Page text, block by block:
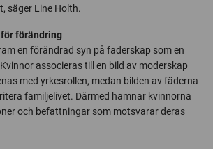
säger Line Holth.
förändring
en förändrad syn på faderskap som en
associeras till en bild av moderskap
med yrkesrollen, medan bilden av fäderna
familjelivet. Därmed hamnar kvinnorna
och befattningar som motsvarar deras